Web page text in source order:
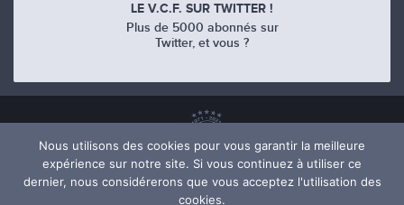
LE V.C.F. SUR TWITTER !
Plus de 5000 abonnés sur
Twitter, et vous ?
Nous utilisons des cookies pour vous garantir la meilleure
expérience sur notre site. Si vous continuez à utiliser ce
dernier, nous considérerons que vous acceptez l'utilisation des
cookies.